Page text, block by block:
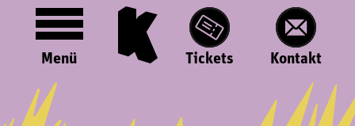
Menü Tickets Kontakt